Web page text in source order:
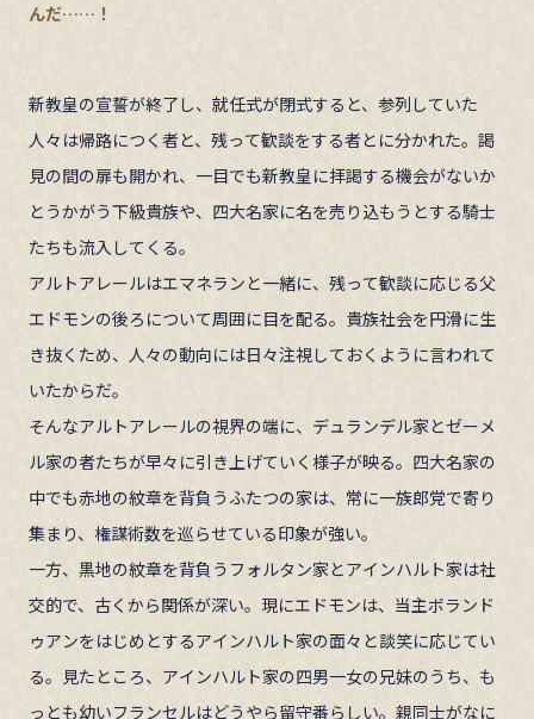
んだ……！
新教皇の宣誓が終了し、就任式が閉式すると、参列していた
人々は帰路につく者と、残って歓談をする者とに分かれた。謁
見の間の扉も開かれ、一目でも新教皇に拝謁する機会がないか
とうかがう下級貴族や、四大名家に名を売り込もうとする騎士
たちも流入してくる。
アルトアレールはエマネランと一緒に、残って歓談に応じる父
エドモンの後ろについて周囲に目を配る。貴族社会を円滑に生
き抜くため、人々の動向には日々注視しておくように言われて
いたからだ。
そんなアルトアレールの視界の端に、デュランデル家とゼーメ
ル家の者たちが早々に引き上げていく様子が映る。四大名家の
中でも赤地の紋章を背負うふたつの家は、常に一族郎党で寄り
集まり、権謀術数を巡らせている印象が強い。
一方、黒地の紋章を背負うフォルタン家とアインハルト家は社
交的で、古くから関係が深い。現にエドモンは、当主ボランド
ゥアンをはじめとするアインハルト家の面々と談笑に応じてい
る。見たところ、アインハルト家の四男一女の兄妹のうち、も
っとも幼いフランセルはどうやら留守番らしい。親同士がなに